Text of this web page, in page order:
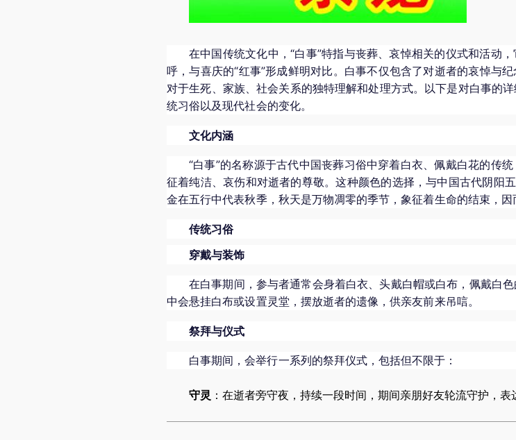
在中国传统文化中，“白事”特指与丧葬、哀悼相关的仪式和活动
呼，与喜庆的“红事”形成鲜明对比。白事不仅包含了对逝者的哀悼与
对于生死、家族、社会关系的独特理解和处理方式。以下是对白事的
统习俗以及现代社会的变化。
文化内涵
“白事”的名称源于古代中国丧葬习俗中穿着白衣、佩戴白花的传
征着纯洁、哀伤和对逝者的尊敬。这种颜色的选择，与中国古代阴阳五
金在五行中代表秋季，秋天是万物凋零的季节，象征着生命的结束，因
传统习俗
穿戴与装饰
在白事期间，参与者通常会身着白衣、头戴白帽或白布，佩戴白
中会悬挂白布或设置灵堂，摆放逝者的遗像，供亲友前来吊唁。
祭拜与仪式
白事期间，会举行一系列的祭拜仪式，包括但不限于：
守灵 ：在逝者旁守夜，持续一段时间，期间亲朋好友轮流守护，表